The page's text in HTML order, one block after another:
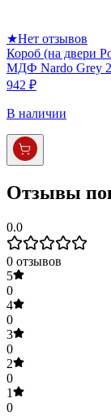
★Нет отзывов
Короб (на двери
МДФ Nardo Grey
942 ₽
В наличии
Отзывы
0.0
0 отзывов
5
0
4
0
3
0
2
0
1
0